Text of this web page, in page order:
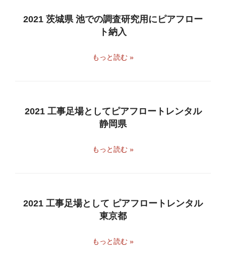
2021 茨城県 池での調査研究用にピアフロー
ト納入
もっと読む »
2021 工事足場としてピアフロートレンタル
静岡県
もっと読む »
2021 工事足場として ピアフロートレンタル
東京都
もっと読む »